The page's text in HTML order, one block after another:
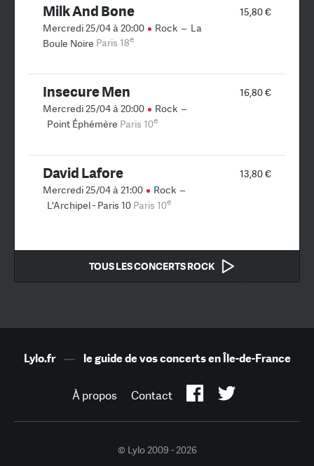
15,80 €
Milk And Bone
Mercredi 25/04 à 20:00 Rock – La
Boule Noire Paris 18e
16,80 €
Insecure Men
Mercredi 25/04 à 20:00 Rock –
Point Éphémère Paris 10e
13,80 €
David Lafore
Mercredi 25/04 à 21:00 Rock –
L'Archipel - Paris 10 Paris 10e
TOUS LES CONCERTS ROCK
Lylo.fr— le guide de vos concerts en Île-de-France
À propos Contact
© Lylo 2009 - 2026